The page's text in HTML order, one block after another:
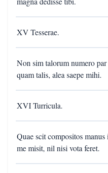
XV Tesserae.
Non sim talorum numero
quam talis, alea saepe mihi.
XVI Turricula.
Quae scit compositos
me misit, nil nisi vota feret.